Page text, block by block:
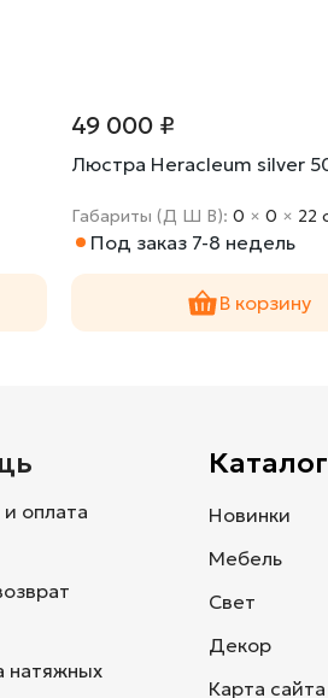
49 000 ₽
Люстра Heracleum silver
Габариты (Д Ш В):0 ×0 × 22
Под заказ 7-8 недель
В корзину
оплата
натяжных
Каталог
Новинки
Мебель
Свет
Декор
Карта сайта